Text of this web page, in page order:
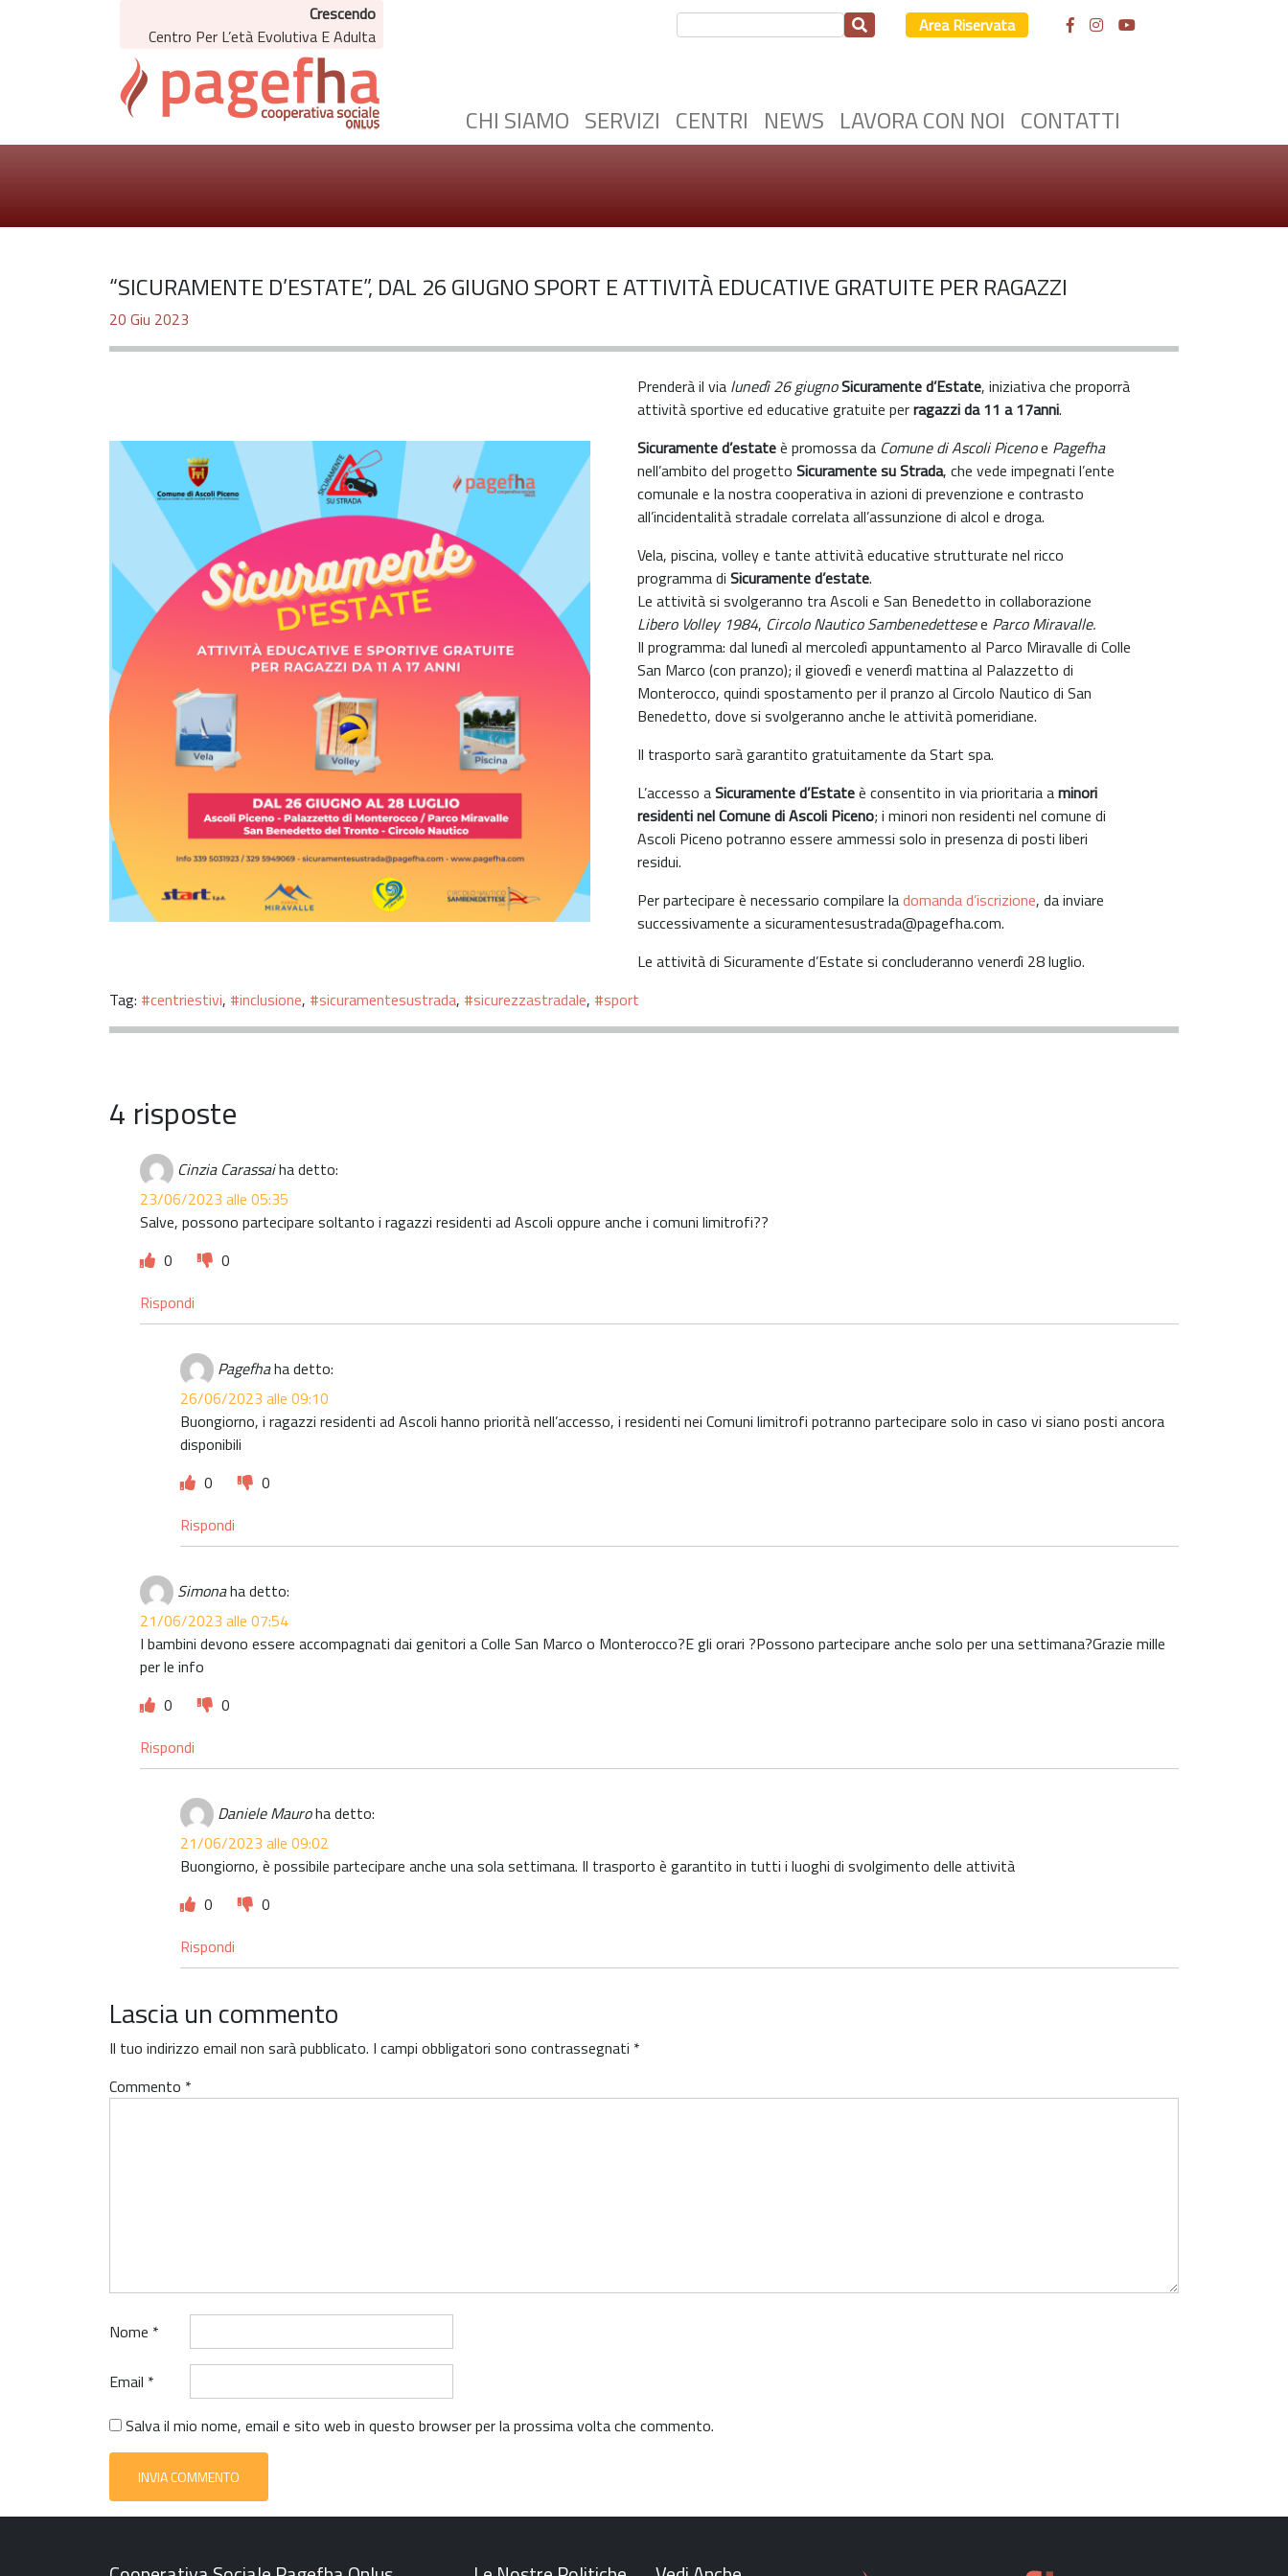
Crescendo
Centro Per L’età Evolutiva E Adulta
Area Riservata
CHI SIAMO SERVIZI CENTRI NEWS LAVORA CON NOI CONTATTI
“SICURAMENTE D’ESTATE”, DAL 26 GIUGNO SPORT E ATTIVITÀ EDUCATIVE GRATUITE PER RAGAZZI
20 Giu 2023
Prenderà il via lunedì 26 giugnoSicuramente d’Estate, iniziativa che proporrà
attività sportive ed educative gratuite perragazzi da 11 a 17anni.
Sicuramente d’estateè promossa da Comune di Ascoli Picenoe Pagefha
nell’ambito del progettoSicuramente su Strada, che vede impegnati l’ente
comunale e la nostra cooperativa in azioni di prevenzione e contrasto
all’incidentalità stradale correlata all’assunzione di alcol e droga.
Vela, piscina, volley e tante attività educative strutturate nel ricco
programma diSicuramente d’estate.
Le attività si svolgeranno tra Ascoli e San Benedetto in collaborazione
Libero Volley 1984, Circolo Nautico Sambenedettesee Parco Miravalle.
Il programma: dal lunedì al mercoledì appuntamento al Parco Miravalle di Colle
San Marco (con pranzo); il giovedì e venerdì mattina al Palazzetto di
Monterocco, quindi spostamento per il pranzo al Circolo Nautico di San
Benedetto, dove si svolgeranno anche le attività pomeridiane.
Il trasporto sarà garantito gratuitamente da Start spa.
L’accesso aSicuramente d’Estateè consentito in via prioritaria aminori
residenti nel Comune di Ascoli Piceno; i minori non residenti nel comune di
Ascoli Piceno potranno essere ammessi solo in presenza di posti liberi
residui.
Per partecipare è necessario compilare ladomanda d’iscrizione, da inviare
successivamente a sicuramentesustrada@pagefha.com.
Le attività di Sicuramente d’Estate si concluderanno venerdì 28 luglio.
Tag: #centriestivi, #inclusione, #sicuramentesustrada, #sicurezzastradale, #sport
4 risposte
Cinzia Carassaiha detto:
23/06/2023 alle 05:35
Salve, possono partecipare soltanto i ragazzi residenti ad Ascoli oppure anche i comuni limitrofi??
0
0
Rispondi
Pagefhaha detto:
26/06/2023 alle 09:10
Buongiorno, i ragazzi residenti ad Ascoli hanno priorità nell’accesso, i residenti nei Comuni limitrofi potranno partecipare solo in caso vi siano posti ancora
disponibili
0
0
Rispondi
Simonaha detto:
21/06/2023 alle 07:54
I bambini devono essere accompagnati dai genitori a Colle San Marco o Monterocco?E gli orari ?Possono partecipare anche solo per una settimana?Grazie mille
per le info
0
0
Rispondi
Daniele Mauroha detto:
21/06/2023 alle 09:02
Buongiorno, è possibile partecipare anche una sola settimana. Il trasporto è garantito in tutti i luoghi di svolgimento delle attività
0
0
Rispondi
Lascia un commento
Il tuo indirizzo email non sarà pubblicato. I campi obbligatori sono contrassegnati *
Commento *
Nome *
Email *
Salva il mio nome, email e sito web in questo browser per la prossima volta che commento.